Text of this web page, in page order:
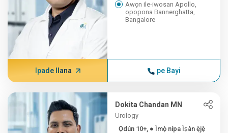
Awọn ile-iwosan Apollo,
opopona Bannerghatta,
Bangalore
Ipade Ilana pe Bayi
Dokita Chandan MN
Urology
Ọdún 10+, ● Ìmọ̀ nípa Ìṣàn ẹ̀jẹ̀